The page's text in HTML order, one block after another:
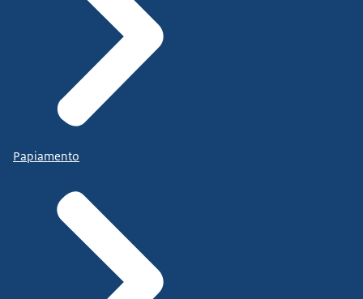
Papiamento